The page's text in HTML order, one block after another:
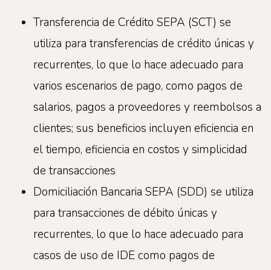
Transferencia de Crédito SEPA (SCT) se
utiliza para transferencias de crédito únicas y
recurrentes, lo que lo hace adecuado para
varios escenarios de pago, como pagos de
salarios, pagos a proveedores y reembolsos a
clientes; sus beneficios incluyen eficiencia en
el tiempo, eficiencia en costos y simplicidad
de transacciones
Domiciliación Bancaria SEPA (SDD) se utiliza
para transacciones de débito únicas y
recurrentes, lo que lo hace adecuado para
casos de uso de IDE como pagos de